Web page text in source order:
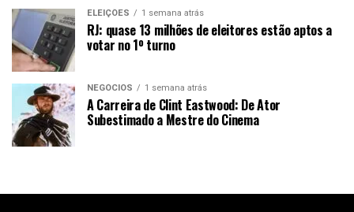
ELEIÇÕES 1 semana atrás
RJ: quase 13 milhões de eleitores estão aptos a
votar no 1º turno
NEGÓCIOS 1 semana atrás
A Carreira de Clint Eastwood: De Ator
Subestimado a Mestre do Cinema